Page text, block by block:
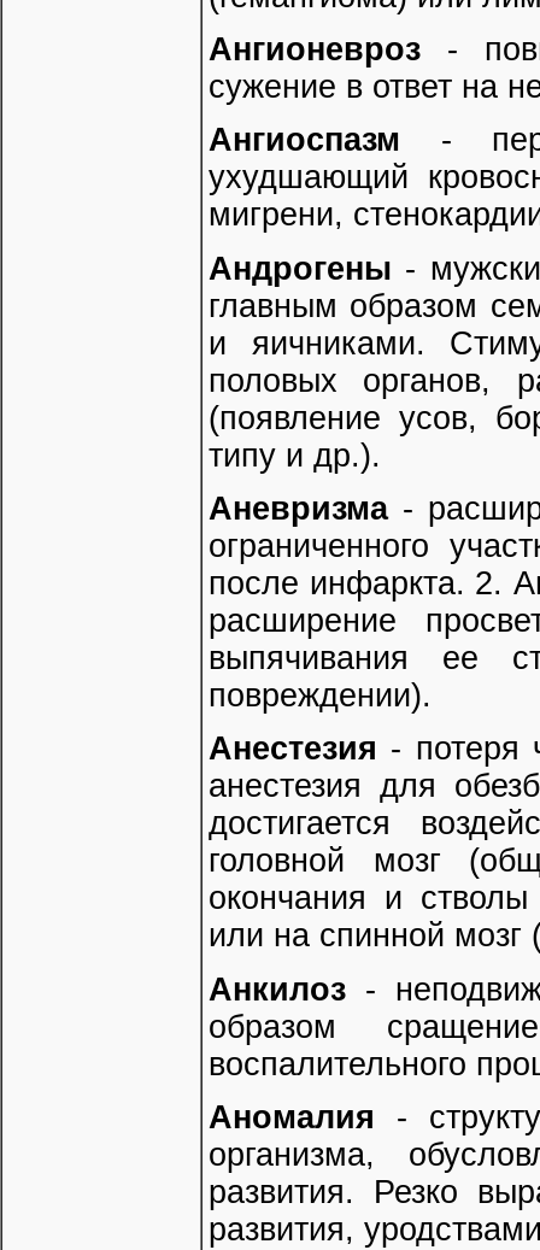
Ангионевроз -
сужение в ответ на
Ангиоспазм -
ухудшающий
мигрени,
Андрогены -
главным образом
и яичниками.
половых органов,
(появление усов,
типу и др.).
Аневризма-
ограниченного
после инфаркта. 2.
расширение
выпячивания ее
повреждении).
Анестезия - потеря
анестезия для
достигается
головной мозг
окончания и
или на спинной мозг
Анкилоз -
образом
воспалительного
Аномалия -
организма,
развития. Резко
развития,